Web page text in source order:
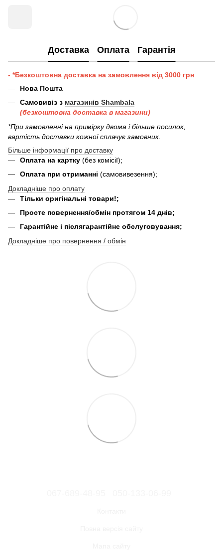
Доставка Оплата Гарантія
- *Безкоштовна доставка на замовлення від 3000 грн
Нова Пошта
Самовивіз з магазинів Shambala
(безкоштовна доставка в магазини)
*При замовленні на примірку двома і більше посилок,
вартість доставки кожної сплачує замовник.
Більше інформації про доставку
Оплата на картку (без комісії);
Оплата при отриманні (самовивезення);
Докладніше про оплату
Тільки оригінальні товари!;
Просте повернення/обмін протягом 14 днів;
Гарантійне і післягарантійне обслуговування;
Докладніше про повернення / обмін